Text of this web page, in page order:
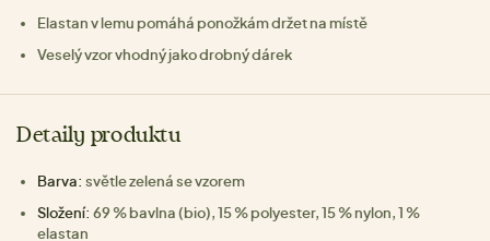
Elastan v lemu pomáhá ponožkám držet na místě
Veselý vzor vhodný jako drobný dárek
Detaily produktu
Barva: světle zelená se vzorem
Složení: 69 % bavlna (bio), 15 % polyester, 15 % nylon, 1 %
elastan